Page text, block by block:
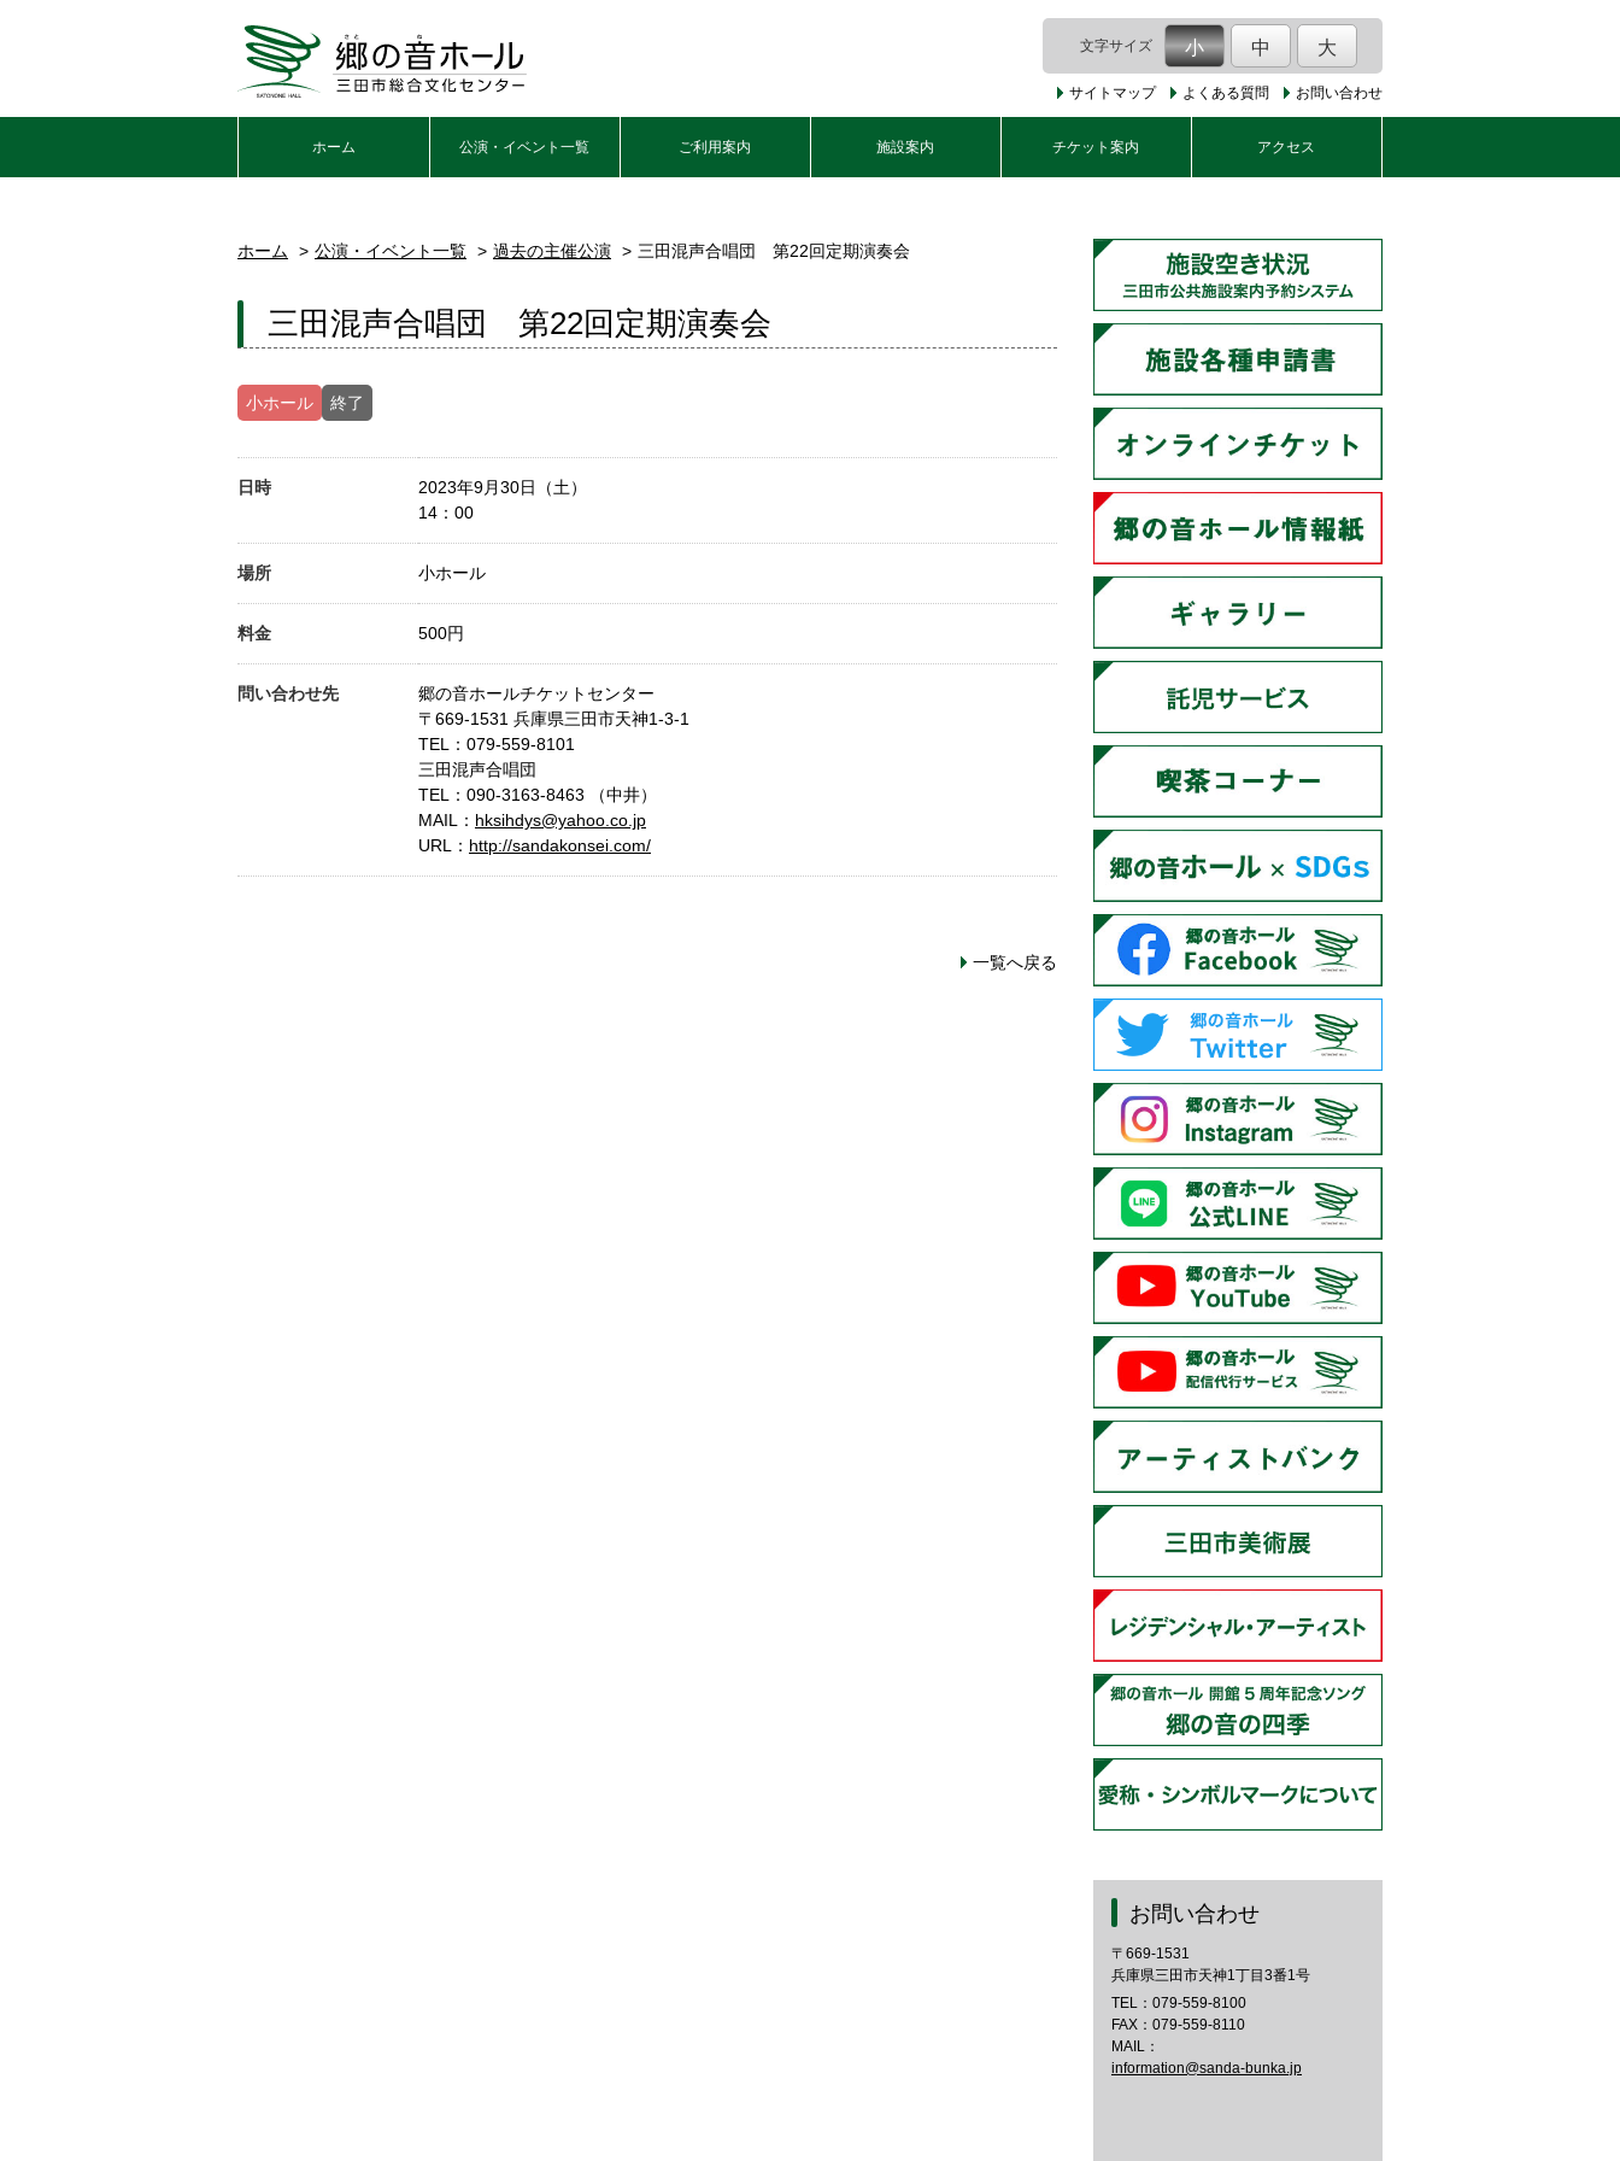
文字サイズ 小 中 大
サイトマップ よくある質問 お問い合わせ
ホーム 公演・イベント一覧 ご利用案内 施設案内 チケット案内 アクセス
ホーム 公演・イベント一覧 過去の主催公演 三田混声合唱団 第22回定期演奏会
三田混声合唱団 第22回定期演奏会
小ホール 終了
日時
2023年9月30日（土）
14：00
場所 小ホール
料金 500円
問い合わせ先
郷の音ホールチケットセンター
〒669-1531 兵庫県三田市天神1-3-1
TEL： 079-559-8101
三田混声合唱団
TEL： 090-3163-8463 （中井）
MAIL： hksihdys@yahoo.co.jp
URL： http://sandakonsei.com/
一覧へ戻る
お問い合わせ
〒669-1531
兵庫県三田市天神1丁目3番1号
TEL： 079-559-8100
FAX：079-559-8110
MAIL：
information@sanda-bunka.jp